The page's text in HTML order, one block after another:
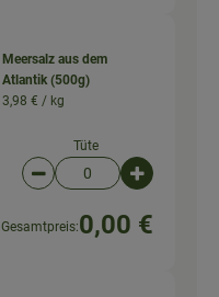
Meersalz aus dem
Atlantik (500g)
3,98 € / kg
Tüte
Artikelanzahl
Gesamtpreis:0,00 €